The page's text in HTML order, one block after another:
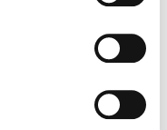
Geschichten